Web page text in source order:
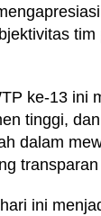
ke-13 ini
tinggi,
dalam
ini